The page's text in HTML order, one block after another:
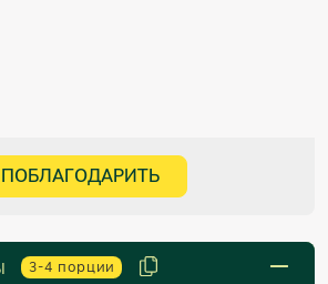
ПОБЛАГОДАРИТЬ
3-4 порции